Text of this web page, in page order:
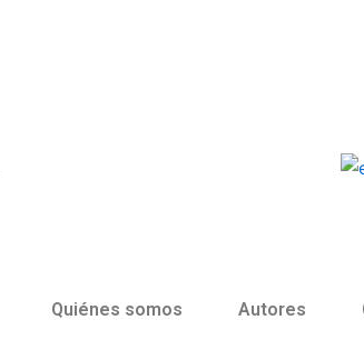
Quiénes somos Autores